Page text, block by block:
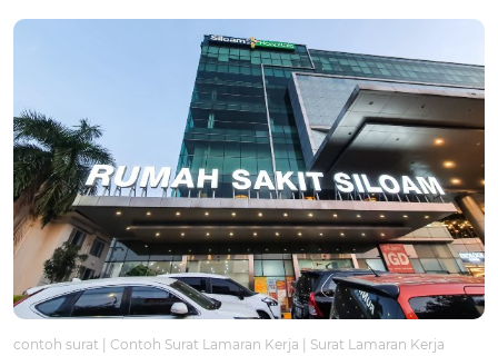
contoh surat Contoh Surat Lamaran Kerja Surat Lamaran Kerja